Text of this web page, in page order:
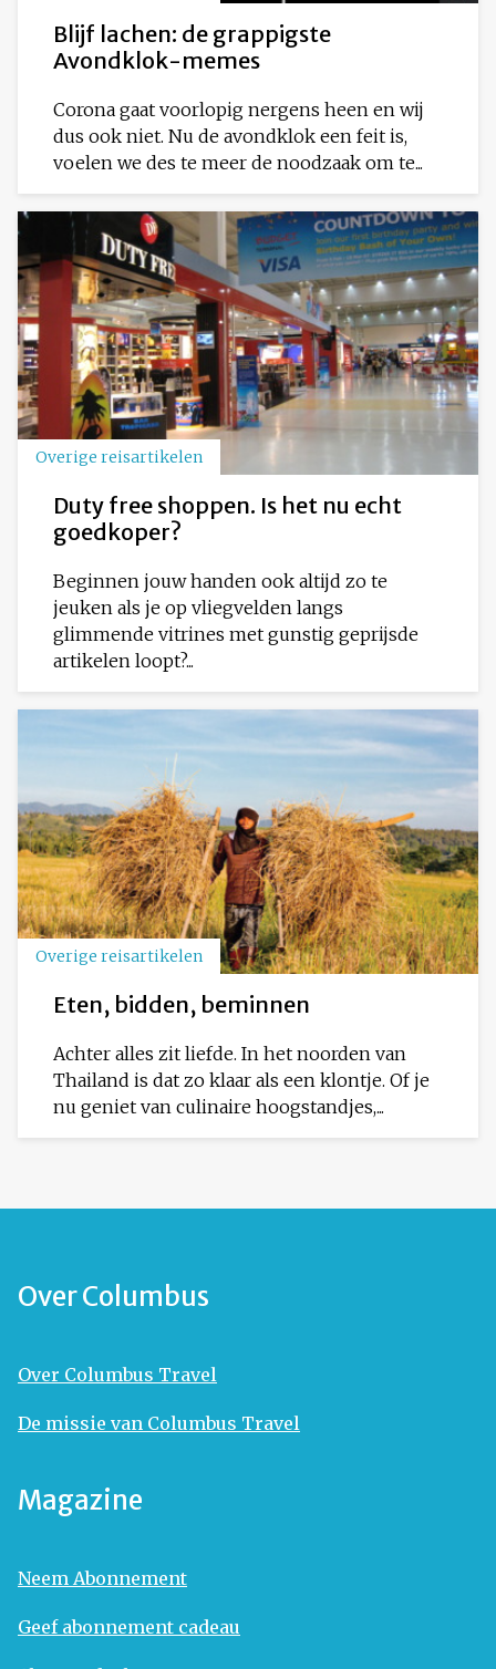
Blijf lachen: de grappigste
Avondklok-memes
Corona gaat voorlopig nergens heen en wij
dus ook niet. Nu de avondklok een feit is,
voelen we des te meer de noodzaak om te...
Overige reisartikelen
Duty free shoppen. Is het nu echt
goedkoper?
Beginnen jouw handen ook altijd zo te
jeuken als je op vliegvelden langs
glimmende vitrines met gunstig geprijsde
artikelen loopt?...
Overige reisartikelen
Eten, bidden, beminnen
Achter alles zit liefde. In het noorden van
Thailand is dat zo klaar als een klontje. Of je
nu geniet van culinaire hoogstandjes,...
Over Columbus
Over Columbus Travel
De missie van Columbus Travel
Magazine
Neem Abonnement
Geef abonnement cadeau